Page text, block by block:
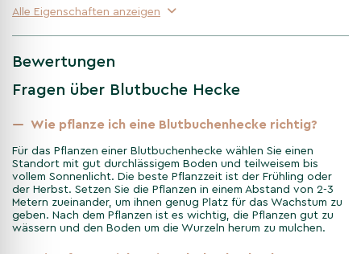
Pflanzung und Wachstum der
Blutbuche hecke
Die Blutbuche bevorzugt einen sonnigen bis halbschattigen
Standort mit gut durchlässigem Boden. Eine regelmäßige
die Entwicklung einer tiefen Wurzelstruktur, die der Pflanze
Wachstum von 30-50 cm pro Jahr lässt sich die Blutbuche
leicht in Form schneiden und als dichte Hecke gestalten.
Herkunft und Geschichte
Alle Eigenschaften anzeigen
Bewertungen
Fragen über Blutbuche Hecke
Wie pflanze ich eine Blutbuchenhecke richtig?
Für das Pflanzen einer Blutbuchenhecke wählen Sie einen
Standort mit gut durchlässigem Boden und teilweisem bis
vollem Sonnenlicht. Die beste Pflanzzeit ist der Frühling oder
der Herbst. Setzen Sie die Pflanzen in einem Abstand von 2-3
Metern zueinander, um ihnen genug Platz für das Wachstum zu
geben. Nach dem Pflanzen ist es wichtig, die Pflanzen gut zu
wässern und den Boden um die Wurzeln herum zu mulchen.